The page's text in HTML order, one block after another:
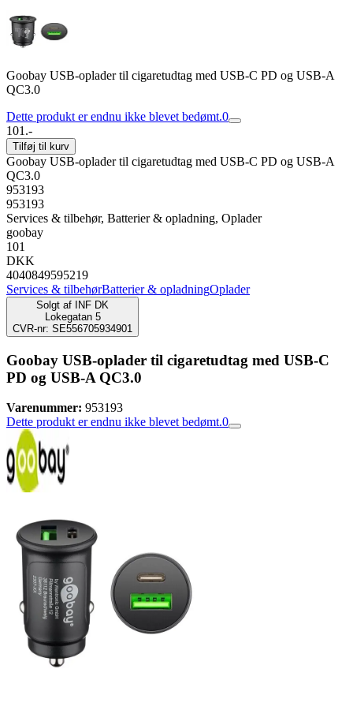
Goobay USB-oplader til cigaretudtag med USB-C PD og USB-A
QC3.0
Dette produkt er endnu ikke blevet bedømt.0
101.-
Tilføj til kurv
Goobay USB-oplader til cigaretudtag med USB-C PD og USB-A
QC3.0
953193
953193
Services & tilbehør, Batterier & opladning, Oplader
goobay
101
DKK
4040849595219
Services & tilbehørBatterier & opladningOplader
Solgt af
INF DK
Lokegatan 5
CVR-nr: SE556705934901
Goobay USB-oplader til cigaretudtag med USB-C
PD og USB-A QC3.0
Varenummer: 953193
Dette produkt er endnu ikke blevet bedømt.0